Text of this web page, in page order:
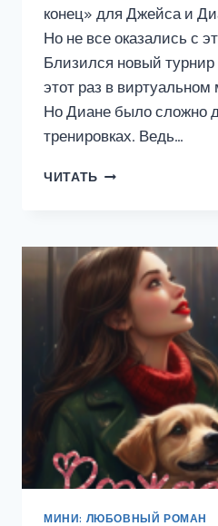
конец» для Джейса и
Но не все оказались с
Близился новый турнир
этот раз в
Но Диане было сложно
тренировках. Ведь…
ЧИТАТЬ ПОЛНОЕ
МАГИИ.
ЧАСТЬ
2
МИНИ: ЛЮБОВНЫЙ РОМАН